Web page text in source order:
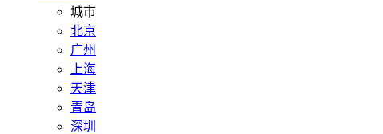
城市
北京
广州
上海
天津
青岛
深圳